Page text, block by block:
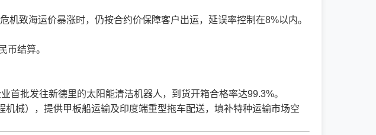
致海运价暴涨时，仍按合约价保障客户出运，延误率控制在8%以内。
币结算。
首批发往新德里的太阳能清洁机器人，到货开箱合格率达99.3%。
械），提供甲板船运输及印度端重型拖车配送，填补特种运输市场空